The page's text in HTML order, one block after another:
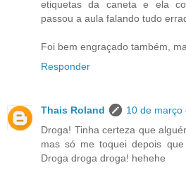
etiquetas da caneta e ela
passou a aula falando tudo
Foi bem engraçado também,
Responder
Thais Roland
10 de março
Droga! Tinha certeza que
mas só me toquei depois
Droga droga droga! hehehe